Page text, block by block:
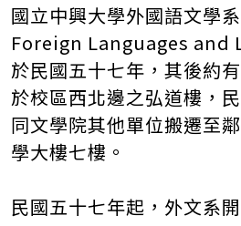
國立中興大學外國語文學
Foreign Languages and
於民國五十七年，其後約
於校區西北邊之弘道樓，
同文學院其他單位搬遷至
學大樓七樓。
民國五十七年起，外文系